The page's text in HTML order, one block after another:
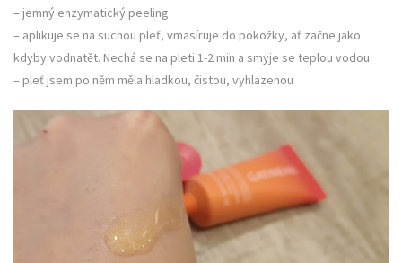
– jemný enzymatický peeling
– aplikuje se na suchou pleť, vmasíruje do pokožky, ať začne jako
kdyby vodnatět. Nechá se na pleti 1-2 min a smyje se teplou vodou
– pleť jsem po něm měla hladkou, čistou, vyhlazenou